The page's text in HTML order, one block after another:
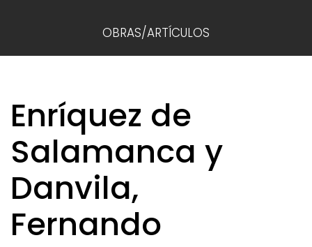
OBRAS/ARTÍCULOS
Enríquez de
Salamanca y
Danvila,
Fernando